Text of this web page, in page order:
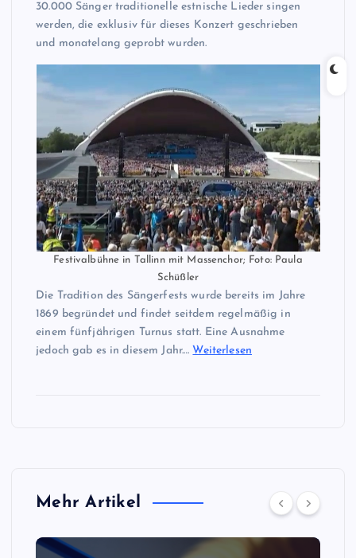
30.000 Sänger traditionelle estnische Lieder singen
werden, die exklusiv für dieses Konzert geschrieben
und monatelang geprobt wurden.
Festivalbühne in Tallinn mit Massenchor; Foto: Paula
Schüßler
Die Tradition des Sängerfests wurde bereits im Jahre
1869 begründet und findet seitdem regelmäßig in
einem fünfjährigen Turnus statt. Eine Ausnahme
jedoch gab es in diesem Jahr.…Weiterlesen
Mehr Artikel